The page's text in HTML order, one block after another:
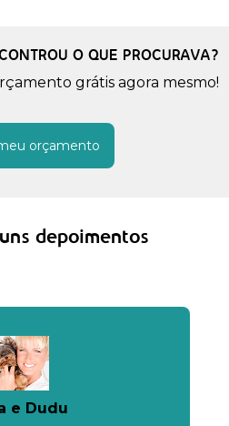
O QUE PROCURAVA?
grátis agora mesmo!
orçamento
depoimentos
e Dudu